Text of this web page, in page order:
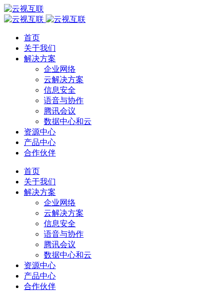
首页
关于我们
解决方案
企业网络
云解决方案
信息安全
语音与协作
腾讯会议
数据中心和云
资源中心
产品中心
合作伙伴
首页
关于我们
解决方案
企业网络
云解决方案
信息安全
语音与协作
腾讯会议
数据中心和云
资源中心
产品中心
合作伙伴